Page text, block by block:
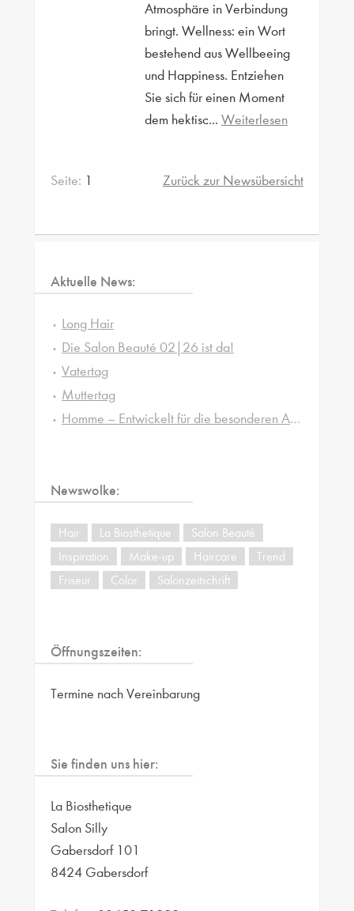
Atmosphäre in Verbindung
bringt. Wellness: ein Wort
bestehend aus Wellbeeing
und Happiness. Entziehen
Sie sich für einen Moment
dem hektisc... Weiterlesen
Seite: 1 Zurück zur Newsübersicht
Aktuelle News:
Long Hair
Die Salon Beauté 02|26 ist da!
Vatertag
Muttertag
Homme – Entwickelt für die besonderen Ansprüche von Männerhaut und -haar
Newswolke:
Hair La Biosthetique
Salon Beauté
Inspiration
Make-up Haircare
Trend
Friseur
Color Salonzeitschrift
Öffnungszeiten:
Termine nach Vereinbarung
Sie finden uns hier:
La Biosthetique
Salon Silly
Gabersdorf 101
8424 Gabersdorf